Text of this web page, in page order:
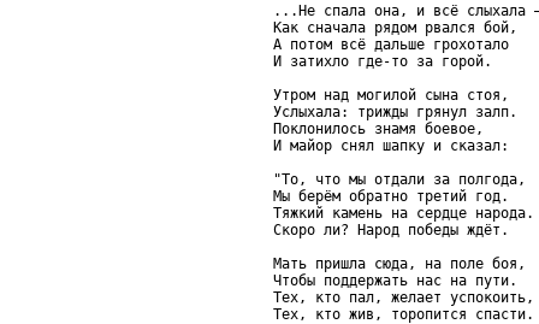
...Не спала она, и всё слыхала
Как сначала рядом рвался бой,
А потом всё дальше грохотало
И затихло где-то за горой.
Утром над могилой сына стоя,
Услыхала: трижды грянул залп.
Поклонилось знамя боевое,
И майор снял шапку и сказал:
"То, что мы отдали за полгода,
Мы берём обратно третий год.
Тяжкий камень на сердце народа.
Скоро ли? Народ победы ждёт.
Мать пришла сюда, на поле боя,
Чтобы поддержать нас на пути.
Тех, кто пал, желает успокоить,
Тех, кто жив, торопится спасти.